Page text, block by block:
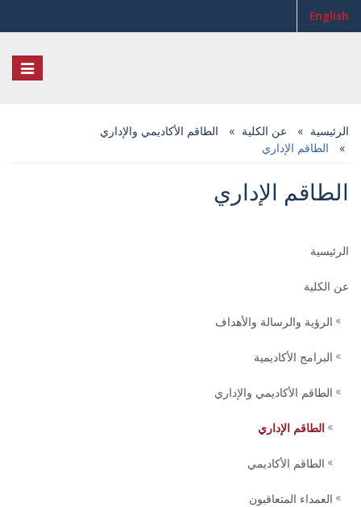
English
الرئيسية عن الكلية
الطاقم الأكاديمي والإداري
الطاقم الإداري
الطاقم الإداري
الرئيسية
عن الكلية
الرؤية والرسالة والأهداف
البرامج الأكاديمية
الطاقم الأكاديمي والإداري
الطاقم الإداري
الطاقم الأكاديمي
العمداء المتعاقبون